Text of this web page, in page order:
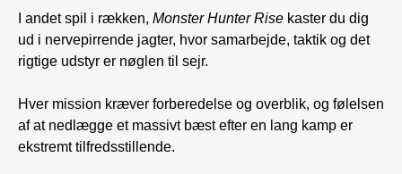
I andet spil i rækken, Monster Hunter Rise kaster du dig
ud i nervepirrende jagter, hvor samarbejde, taktik og det
rigtige udstyr er nøglen til sejr.
Hver mission kræver forberedelse og overblik, og følelsen
af at nedlægge et massivt bæst efter en lang kamp er
ekstremt tilfredsstillende.